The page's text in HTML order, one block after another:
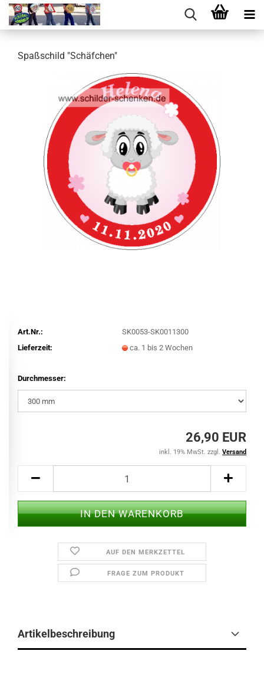
Spaß­schild "Schäf­chen"
Art.Nr.:
SK0053-SK0011300
Lieferzeit:
ca. 1 bis 2 Wochen
Durchmesser:
26,90 EUR
inkl. 19% MwSt. zzgl. Versand
AUF DEN MERKZETTEL
FRAGE ZUM PRODUKT
Artikelbeschreibung